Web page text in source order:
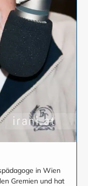
in Wien
Gremien und hat